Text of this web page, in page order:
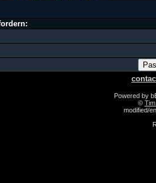
Powered by
©
modified/